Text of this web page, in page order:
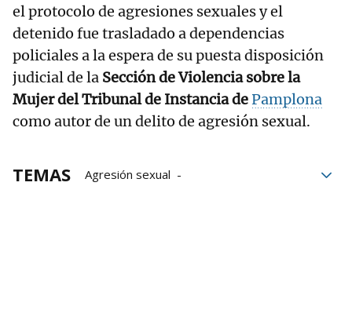
el protocolo de agresiones sexuales y el
detenido fue trasladado a dependencias
policiales a la espera de su puesta disposición
judicial de la Sección de Violencia sobre la
Mujer del Tribunal de Instancia dePamplona
como autor de un delito de agresión sexual.
TEMAS
Agresión sexual